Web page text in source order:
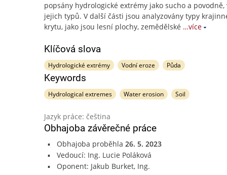
popsány hydrologické extrémy jako sucho a povodně,
jejich typů. V další části jsou analyzovány typy
krytu, jako jsou lesní plochy, zemědělské …více
Klíčová slova
Hydrologické extrémy Vodní eroze Půda
Keywords
Hydrological extremes Water erosion Soil
Jazyk práce: čeština
Obhajoba závěrečné práce
Obhajoba proběhla 26. 5. 2023
Vedoucí: Ing. Lucie Poláková
Oponent: Jakub Burket, Ing.